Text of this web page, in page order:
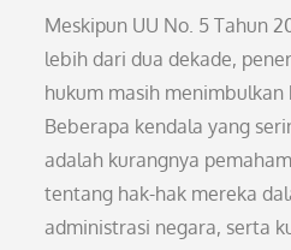
Meskipun UU No. 5 Tahun
lebih dari dua dekade,
hukum masih
Beberapa kendala yang
adalah kurangnya
tentang hak-hak mereka
administrasi negara, serta